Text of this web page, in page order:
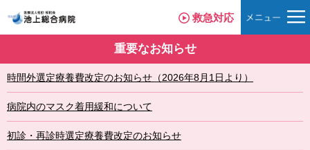
救急対応
重要なお知らせ
時間外選定療養費改定のお知らせ（2026年8月1日より）
病院内のマスク着用緩和について
初診・再診時選定療養費改定のお知らせ